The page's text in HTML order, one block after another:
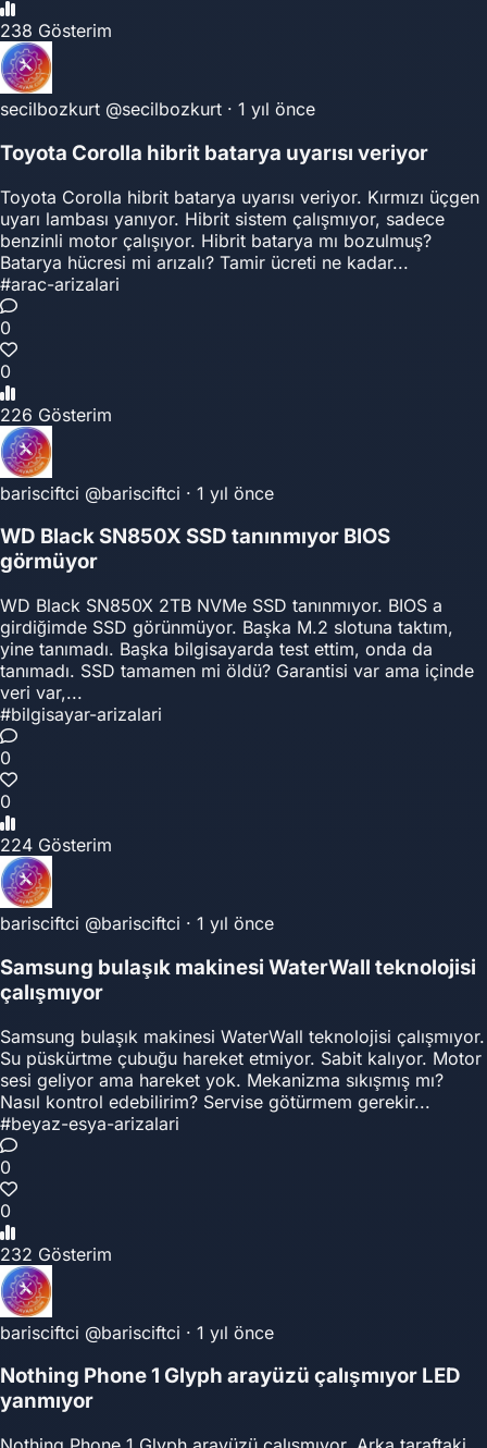
238 Gösterim
secilbozkurt @secilbozkurt · 1 yıl önce
Toyota Corolla hibrit batarya uyarısı veriyor
Toyota Corolla hibrit batarya uyarısı veriyor. Kırmızı üçgen
uyarı lambası yanıyor. Hibrit sistem çalışmıyor, sadece
benzinli motor çalışıyor. Hibrit batarya mı bozulmuş?
Batarya hücresi mi arızalı? Tamir ücreti ne kadar...
#arac-arizalari
0
0
226 Gösterim
barisciftci @barisciftci · 1 yıl önce
WD Black SN850X SSD tanınmıyor BIOS
görmüyor
WD Black SN850X 2TB NVMe SSD tanınmıyor. BIOS a
girdiğimde SSD görünmüyor. Başka M.2 slotuna taktım,
yine tanımadı. Başka bilgisayarda test ettim, onda da
tanımadı. SSD tamamen mi öldü? Garantisi var ama içinde
veri var,...
#bilgisayar-arizalari
0
0
224 Gösterim
barisciftci @barisciftci · 1 yıl önce
Samsung bulaşık makinesi WaterWall teknolojisi
çalışmıyor
Samsung bulaşık makinesi WaterWall teknolojisi çalışmıyor.
Su püskürtme çubuğu hareket etmiyor. Sabit kalıyor. Motor
sesi geliyor ama hareket yok. Mekanizma sıkışmış mı?
Nasıl kontrol edebilirim? Servise götürmem gerekir...
#beyaz-esya-arizalari
0
0
232 Gösterim
barisciftci @barisciftci · 1 yıl önce
Nothing Phone 1 Glyph arayüzü çalışmıyor LED
yanmıyor